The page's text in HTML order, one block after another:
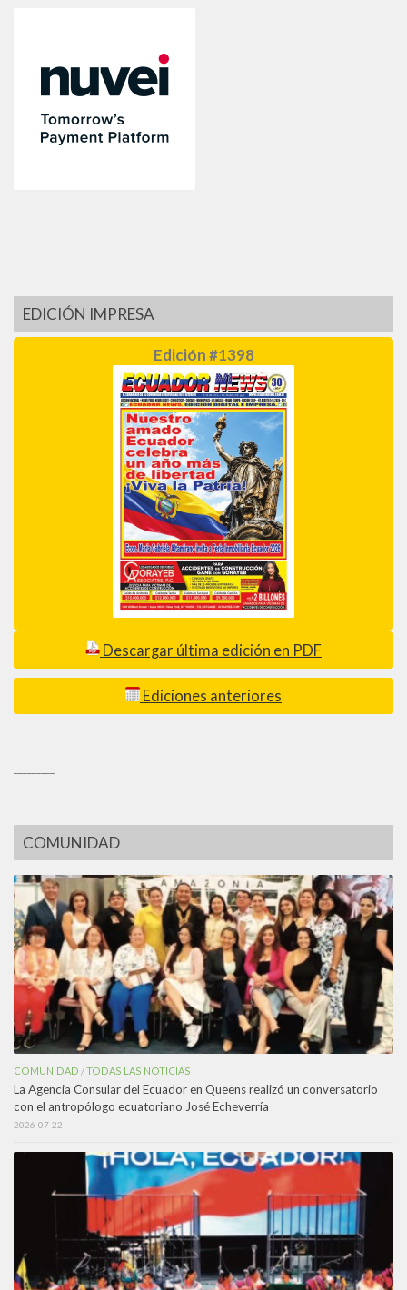
EDICIÓN IMPRESA
Edición #1398
Descargar última edición en PDF
Ediciones anteriores
COMUNIDAD
COMUNIDAD /TODAS LAS NOTICIAS
La Agencia Consular del Ecuador en Queens realizó un conversatorio
con el antropólogo ecuatoriano José Echeverría
2026-07-22